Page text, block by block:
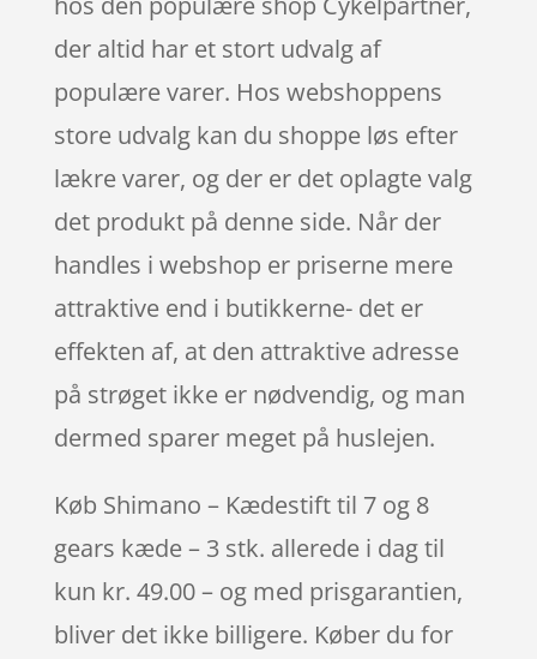
der altid har et stort udvalg af
populære varer. Hos webshoppens
store udvalg kan du shoppe løs efter
lækre varer, og der er det oplagte valg
det produkt på denne side. Når der
handles i webshop er priserne mere
attraktive end i butikkerne- det er
effekten af, at den attraktive adresse
på strøget ikke er nødvendig, og man
dermed sparer meget på huslejen.
Køb Shimano – Kædestift til 7 og 8
gears kæde – 3 stk. allerede i dag til
kun kr. 49.00 – og med prisgarantien,
bliver det ikke billigere. Køber du for